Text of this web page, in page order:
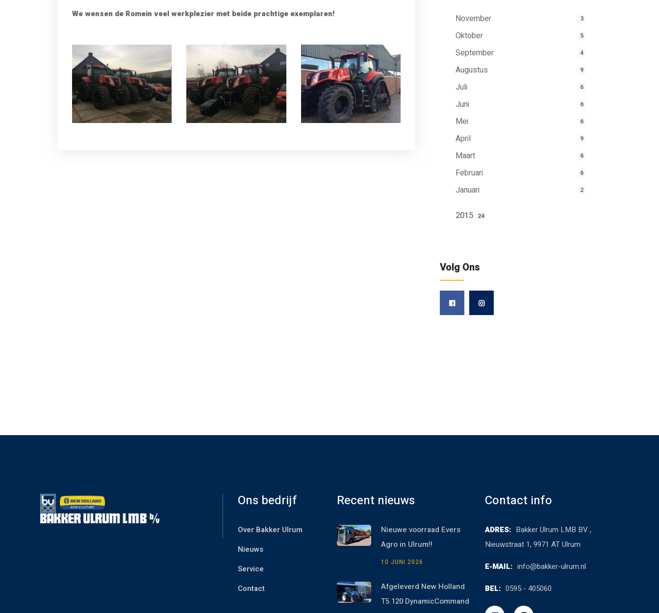
We wensen de Romein veel werkplezier met beide prachtige exemplaren! November 3
Oktober 5
September 4
Augustus 9
Juli 6
Juni 6
Mei 6
April 9
Maart 6
Februari 6
Januari 2
2015 24
Volg Ons
Ons bedrijf
Over Bakker Ulrum
Nieuws
Service
Contact
Recent nieuws
Nieuwe voorraad Evers
Agro in Ulrum!!
10 JUNI 2026
Afgeleverd New Holland
T5.120 DynamicCommand
Contact info
ADRES: Bakker Ulrum LMB BV ,
Nieuwstraat 1, 9971 AT Ulrum
E-MAIL: info@bakker-ulrum.nl
BEL: 0595 - 405060